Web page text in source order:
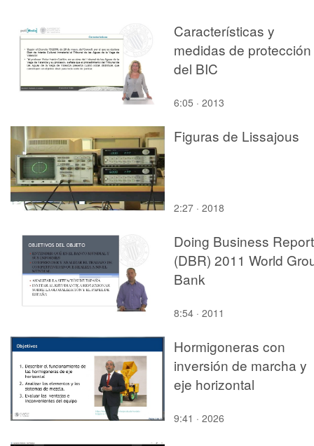
Características y
medidas de protección
del BIC
6:05 · 2013
Figuras de Lissajous
2:27 · 2018
Doing Business Report
(DBR) 2011 World
Bank
8:54 · 2011
Hormigoneras con
inversión de marcha y
eje horizontal
9:41 · 2026